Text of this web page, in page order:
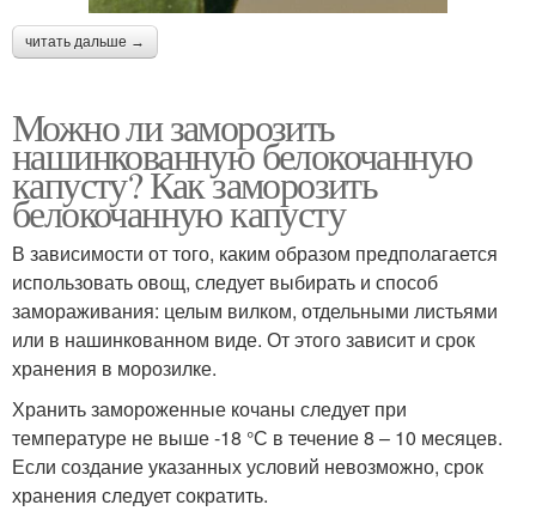
читать дальше →
Можно ли заморозить
нашинкованную белокочанную
капусту? Как заморозить
белокочанную капусту
В зависимости от того, каким образом предполагается
использовать овощ, следует выбирать и способ
замораживания: целым вилком, отдельными листьями
или в нашинкованном виде. От этого зависит и срок
хранения в морозилке.
Хранить замороженные кочаны следует при
температуре не выше -18 °С в течение 8 – 10 месяцев.
Если создание указанных условий невозможно, срок
хранения следует сократить.